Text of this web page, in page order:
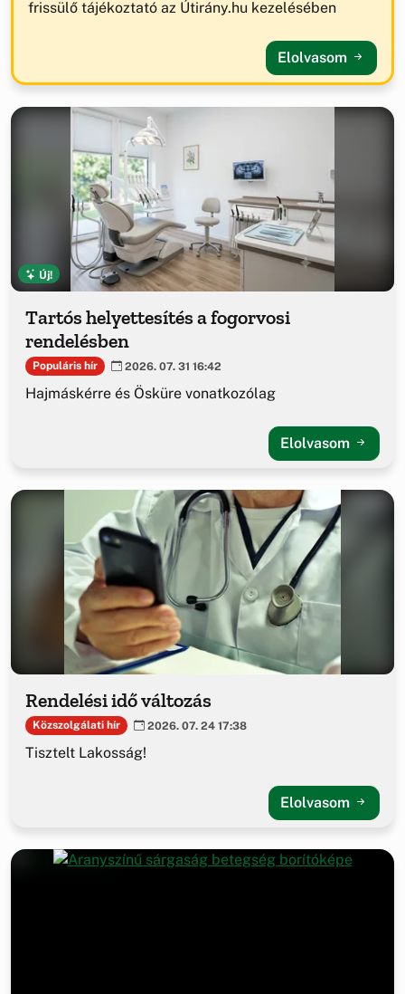
frissülő tájékoztató az Útirány.hu kezelésében
Elolvasom
Új!
Tartós helyettesítés a fogorvosi
rendelésben
Populáris hír 2026. 07. 31 16:42
Hajmáskérre és Ösküre vonatkozólag
Elolvasom
Rendelési idő változás
Közszolgálati hír 2026. 07. 24 17:38
Tisztelt Lakosság!
Elolvasom